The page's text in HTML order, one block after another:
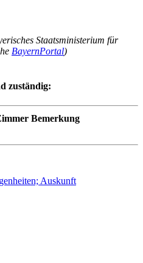
Staatsministerium für
BayernPortal)
zuständig:
Bemerkung
Auskunft